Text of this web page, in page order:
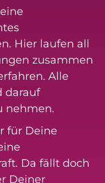
Hier laufen all
zusammen
Alle
darauf
nehmen.
für Deine
Da fällt doch
Deiner